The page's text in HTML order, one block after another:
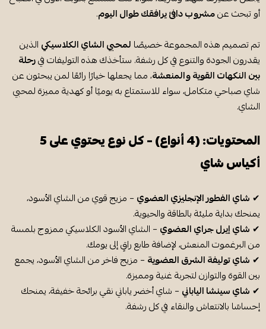
أو تبحث عنمشروب دافئ يرافقك طوال اليوم.
تم تصميم هذه المجموعة خصيصًا لمحبي الشاي الكلاسيكي الذين
يقدرون الجودة والتنوع في كل رشفة. ستأخذك هذه التوليفات فيرحلة
بين النكهات القوية والمنعشة، مما يجعلها خيارًا رائعًا لمن يبحثون عن
شاي صباحي متكامل، سواء للاستمتاع به يوميًا أو كهدية مميزة لمحبي
الشاي.
المحتويات: (4 أنواع) – كل نوع يحتوي على 5
أكياس شاي
✔ شاي الفطور الإنجليزي العضوي – مزيج قوي من الشاي الأسود،
يمنحك بداية مليئة بالطاقة والحيوية.
✔ شاي إيرل جراي العضوي – الشاي الأسود الكلاسيكي ممزوج بلمسة
من البرغموت المنعش، لإضافة طابع راقٍ إلى يومك.
✔ شاي توليفة الشرق العضوية – مزيج فاخر من الشاي الأسود، يجمع
بين القوة والتوازن لتجربة غنية ومميزة.
✔ شاي سينشا الياباني – شاي أخضر ياباني نقي برائحة خفيفة، يمنحك
إحساسًا بالانتعاش والنقاء في كل رشفة.